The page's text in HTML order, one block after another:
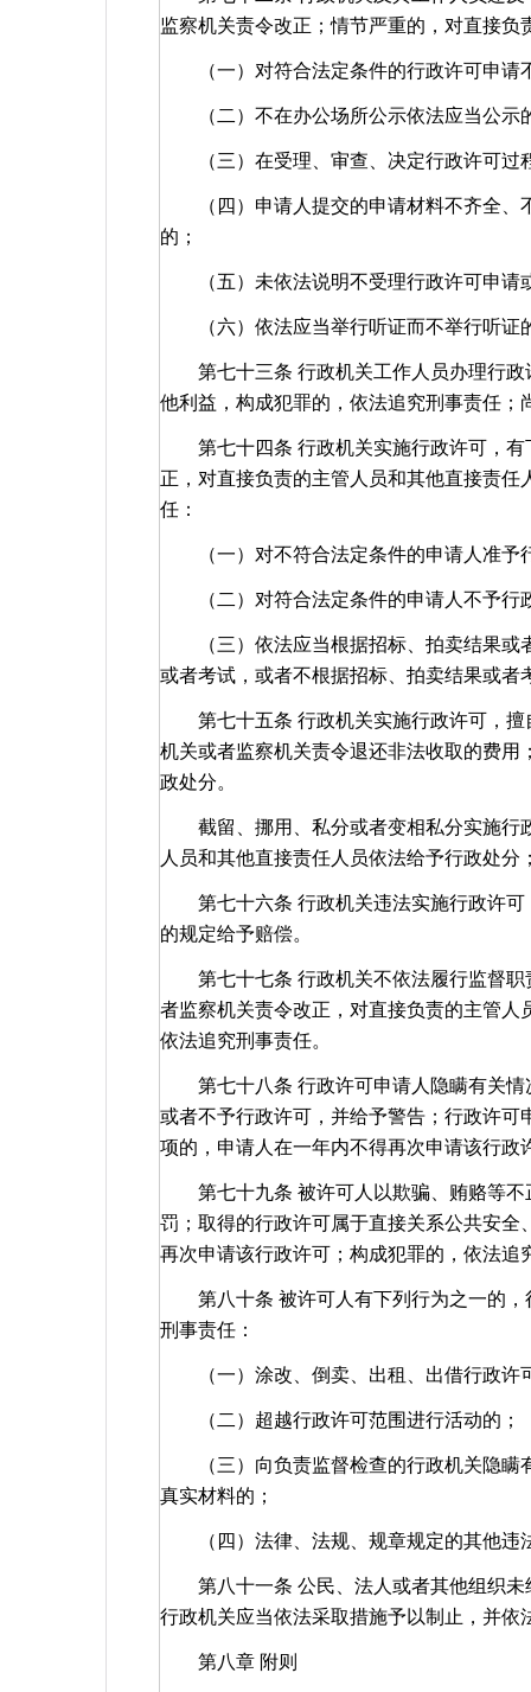
监察机关责令改正；情节严重的，对直接
（一）对符合法定条件的行政许可申请
（二）不在办公场所公示依法应当公示
（三）在受理、审查、决定行政许可过
（四）申请人提交的申请材料不齐全、
的；
（五）未依法说明不受理行政许可申请
（六）依法应当举行听证而不举行听证
第七十三条 行政机关工作人员办理行政
他利益，构成犯罪的，依法追究刑事责任
第七十四条 行政机关实施行政许可，有
正，对直接负责的主管人员和其他直接责
任：
（一）对不符合法定条件的申请人准予
（二）对符合法定条件的申请人不予行
（三）依法应当根据招标、拍卖结果或
或者考试，或者不根据招标、拍卖结果或
第七十五条 行政机关实施行政许可，擅
机关或者监察机关责令退还非法收取的费
政处分。
截留、挪用、私分或者变相私分实施行
人员和其他直接责任人员依法给予行政处
第七十六条 行政机关违法实施行政许可
的规定给予赔偿。
第七十七条 行政机关不依法履行监督职
者监察机关责令改正，对直接负责的主管
依法追究刑事责任。
第七十八条 行政许可申请人隐瞒有关情
或者不予行政许可，并给予警告；行政许
项的，申请人在一年内不得再次申请该行政
第七十九条 被许可人以欺骗、贿赂等不
罚；取得的行政许可属于直接关系公共安
再次申请该行政许可；构成犯罪的，依法追
第八十条 被许可人有下列行为之一的，
刑事责任：
（一）涂改、倒卖、出租、出借行政许
（二）超越行政许可范围进行活动的；
（三）向负责监督检查的行政机关隐瞒
真实材料的；
（四）法律、法规、规章规定的其他违
第八十一条 公民、法人或者其他组织未
行政机关应当依法采取措施予以制止，并
第八章 附则